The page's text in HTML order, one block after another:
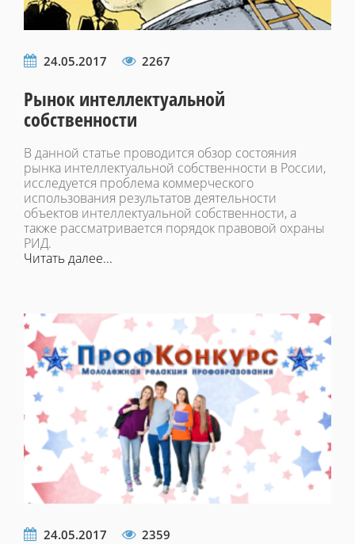
24.05.2017 2267
Рынок интеллектуальной
собственности
В данной статье проводится обзор состояния
рынка интеллектуальной собственности в России,
исследуется проблема коммерческого
использования результатов деятельности
объектов интеллектуальной собственности, а
также рассматривается порядок правовой охраны
РИД.
Читать далее...
24.05.2017 2359